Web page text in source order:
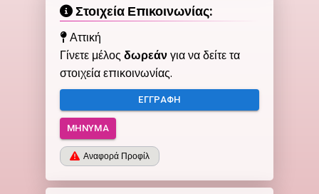
Στοιχεία Επικοινωνίας:
Αττική
Γίνετε μέλοςδωρεάνγια να δείτε τα
στοιχεία επικοινωνίας.
ΕΓΓΡΑΦΉ
ΜΉΝΥΜΑ
Αναφορά Προφίλ